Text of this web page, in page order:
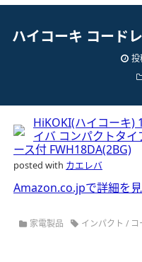
ハイコーキ コード
HiKOKI(ハイコーキ)
イバ コンパクトタ
ース付 FWH18DA(2BG)
posted with カエレバ
Amazon.co.jpで詳細を
家電製品 インパクト /